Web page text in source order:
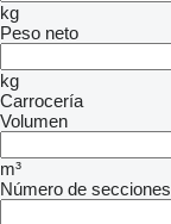
kg
Peso neto
kg
Carrocería
Volumen
m³
Número de secciones